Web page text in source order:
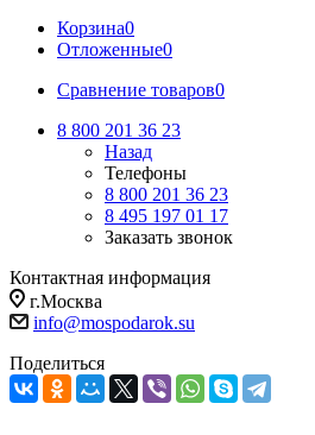
Корзина0
Отложенные0
Сравнение товаров0
8 800 201 36 23
Назад
Телефоны
8 800 201 36 23
8 495 197 01 17
Заказать звонок
Контактная информация
г.Москва
info@mospodarok.su
Поделиться